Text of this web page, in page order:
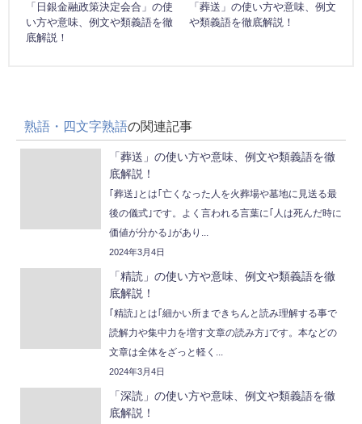
「日銀金融政策決定会合」の使
い方や意味、例文や類義語を徹
底解説！
「葬送」の使い方や意味、例文
や類義語を徹底解説！
熟語・四文字熟語の関連記事
「葬送」の使い方や意味、例文や類義語を徹
底解説！
｢葬送｣とは｢亡くなった人を火葬場や墓地に見送る最
後の儀式｣です。よく言われる言葉に｢人は死んだ時に
価値が分かる｣があり...
2024年3月4日
「精読」の使い方や意味、例文や類義語を徹
底解説！
｢精読｣とは｢細かい所まできちんと読み理解する事で
読解力や集中力を増す文章の読み方｣です。本などの
文章は全体をざっと軽く...
2024年3月4日
「深読」の使い方や意味、例文や類義語を徹
底解説！